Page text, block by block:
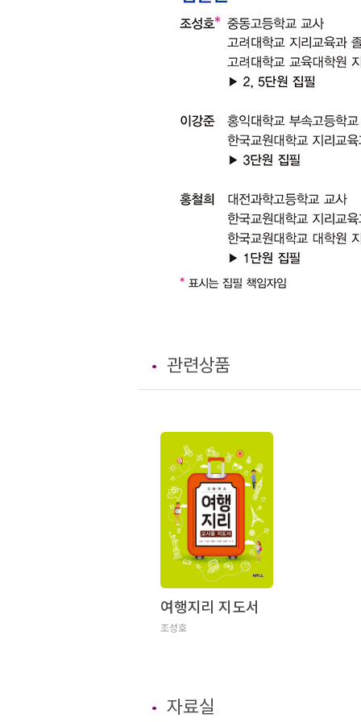
관련상품
여행지리 지도서
조성호
자료실